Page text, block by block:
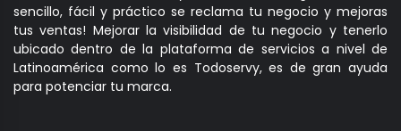
sencillo, fácil y práctico se reclama tu negocio y mejoras
tus ventas! Mejorar la visibilidad de tu negocio y tenerlo
ubicado dentro de la plataforma de servicios a nivel de
Latinoamérica como lo es Todoservy, es de gran ayuda
para potenciar tu marca.